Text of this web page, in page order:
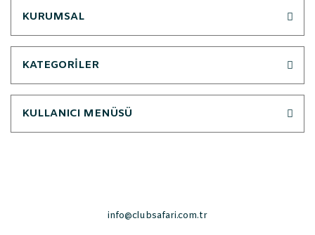
KURUMSAL
KATEGORİLER
KULLANICI MENÜSÜ
info@clubsafari.com.tr